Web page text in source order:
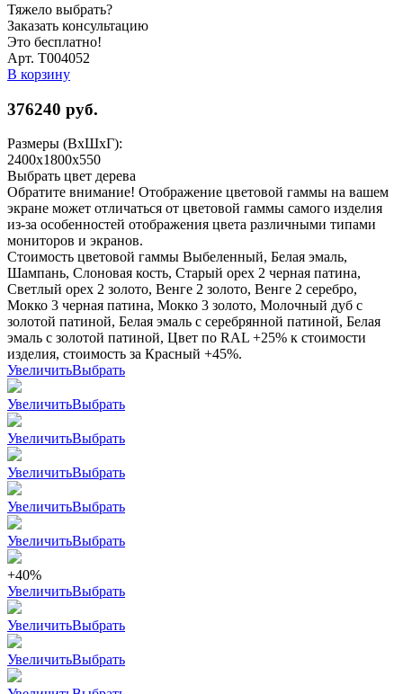
Тяжело выбрать?
Заказать консультацию
Это бесплатно!
Арт. Т004052
В корзину
376240 руб.
Размеры (ВхШхГ):
2400x1800x550
Выбрать цвет дерева
Обратите внимание! Отображение цветовой гаммы на вашем
экране может отличаться от цветовой гаммы самого изделия
из-за особенностей отображения цвета различными типами
мониторов и экранов.
Стоимость цветовой гаммы Выбеленный, Белая эмаль,
Шампань, Слоновая кость, Старый орех 2 черная патина,
Светлый орех 2 золото, Венге 2 золото, Венге 2 серебро,
Мокко 3 черная патина, Мокко 3 золото, Молочный дуб с
золотой патиной, Белая эмаль с серебрянной патиной, Белая
эмаль с золотой патиной, Цвет по RAL +25% к стоимости
изделия, стоимость за Красный +45%.
УвеличитьВыбрать
УвеличитьВыбрать
УвеличитьВыбрать
УвеличитьВыбрать
УвеличитьВыбрать
УвеличитьВыбрать
+40%
УвеличитьВыбрать
УвеличитьВыбрать
УвеличитьВыбрать